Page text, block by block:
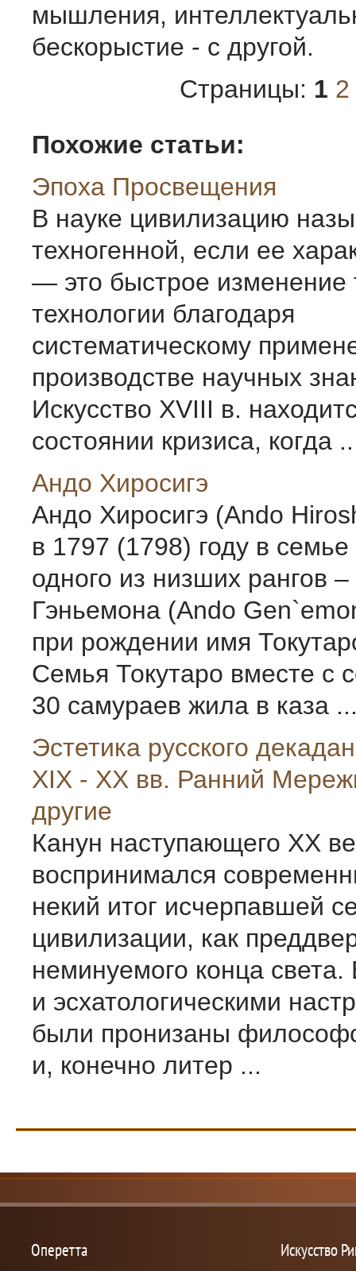
мышления,
бескорыстие - с другой.
Страницы: 1 2
Похожие статьи:
Эпоха Просвещения
В науке цивилизацию
техногенной, если ее
— это быстрое изменение
технологии благодаря
систематическому
производстве научных
Искусство XVIII в.
состоянии кризиса, когда
Андо Хиросигэ
Андо Хиросигэ (Ando
в 1797 (1798) году в
одного из низших рангов
Гэньемона (Ando
при рождении имя
Семья Токутаро вместе с
30 самураев жила в каза
Эстетика русского
XIX - XX вв. Ранний
другие
Канун наступающего ХХ
воспринимался
некий итог исчерпавшей
цивилизации, как
неминуемого конца света.
и эсхатологическими
были пронизаны
и, конечно литер ...
Оперетта Искусство